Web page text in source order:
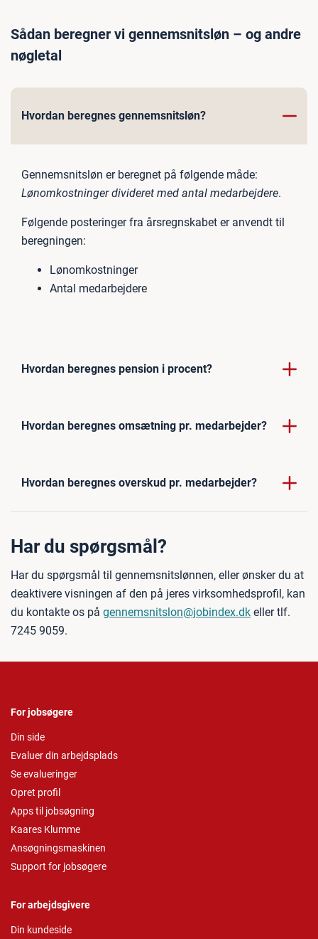
Sådan beregner vi gennemsnitsløn – og andre
nøgletal
Hvordan beregnes gennemsnitsløn?
Gennemsnitsløn er beregnet på følgende måde:
Lønomkostninger divideret med antal medarbejdere.
Følgende posteringer fra årsregnskabet er anvendt til
beregningen:
Lønomkostninger
Antal medarbejdere
Hvordan beregnes pension i procent?
Hvordan beregnes omsætning pr. medarbejder?
Hvordan beregnes overskud pr. medarbejder?
Har du spørgsmål?
Har du spørgsmål til gennemsnitslønnen, eller ønsker du at
deaktivere visningen af den på jeres virksomhedsprofil, kan
du kontakte os på gennemsnitslon@jobindex.dk eller tlf.
7245 9059.
For jobsøgere
Din side
Evaluer din arbejdsplads
Se evalueringer
Opret profil
Apps til jobsøgning
Kaares Klumme
Ansøgningsmaskinen
Support for jobsøgere
For arbejdsgivere
Din kundeside